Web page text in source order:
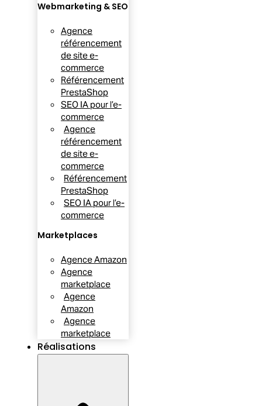
Webmarketing & SEO
Agence
référencement
de site e-
commerce
Référencement
PrestaShop
SEO IA pour l’e-
commerce
Agence
référencement
de site e-
commerce
Référencement
PrestaShop
SEO IA pour l’e-
commerce
Marketplaces
Agence Amazon
Agence
marketplace
Agence
Amazon
Agence
marketplace
Réalisations